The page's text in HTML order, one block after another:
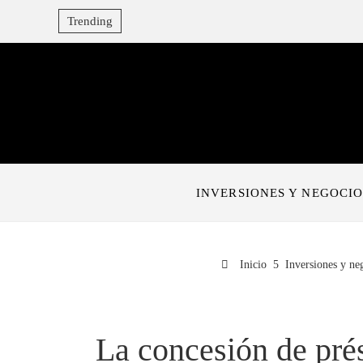
Trending
INVERSIONES Y
Inicio Inversiones y
La concesión de